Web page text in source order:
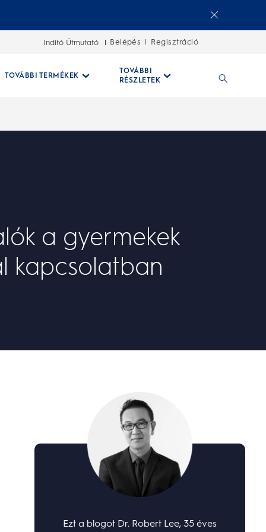
Indító Útmutató Belépés Regisztráció
TOVÁBBI TERMÉKEK
TOVÁBBI
RÉSZLETEK
a gyermekek
kapcsolatban
Ezt a blogot Dr. Robert Lee, 35 éves